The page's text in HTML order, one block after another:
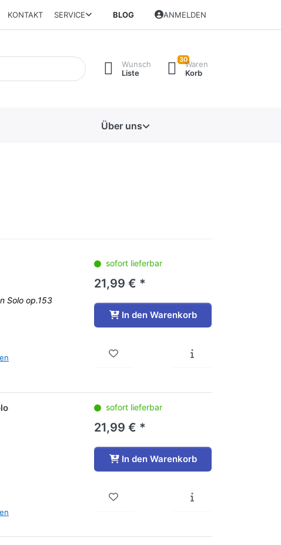
KONTAKT SERVICE BLOG ANMELDEN
Wunsch
Liste
30Waren
Korb
Über uns
Solo op.153
sofort lieferbar
21,99 € *
In den Warenkorb
sofort lieferbar
21,99 € *
In den Warenkorb